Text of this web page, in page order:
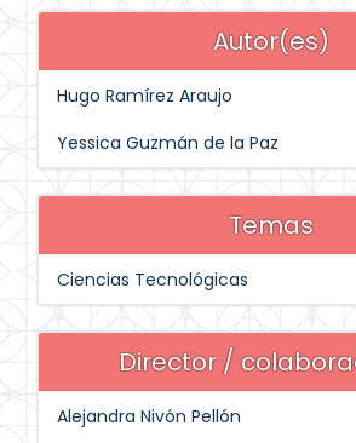
Autor(es)
Hugo Ramírez Araujo
Yessica Guzmán de la Paz
Temas
Ciencias Tecnológicas
Director /
Alejandra Nivón Pellón